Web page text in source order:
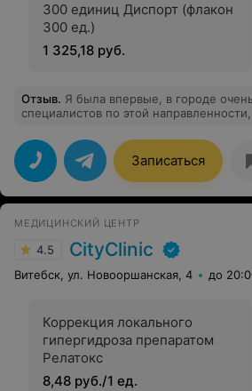
300 единиц Диспорт (флакон
300 ед.)
1 325,18 руб.
Отзыв. Я была впервые, в городе
специалистов по этой
Ольге Михайловне. Хорошая девушка,
рассказала подробно на
рекомендации.
Записаться
МЕДИЦИНСКИЙ ЦЕНТР
4.5 CityClinic
Витебск, ул. Новооршанская, 4 до
Коррекция локального
гипергидроза препаратом
Релатокс
8,48 руб./1 ед.